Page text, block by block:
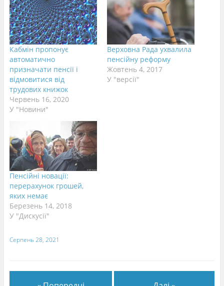
Кабмін пропонує
автоматично
призначати пенсії і
відмовитися від
трудових книжок
Червень 16, 2020
У "Новини"
Верховна Рада ухвалила
пенсійну реформу
Жовтень 4, 2017
У "версії"
Пенсійні новації:
перерахунок грошей,
яких немає
Березень 14, 2018
У "Дискусії"
Серпень 28, 2021